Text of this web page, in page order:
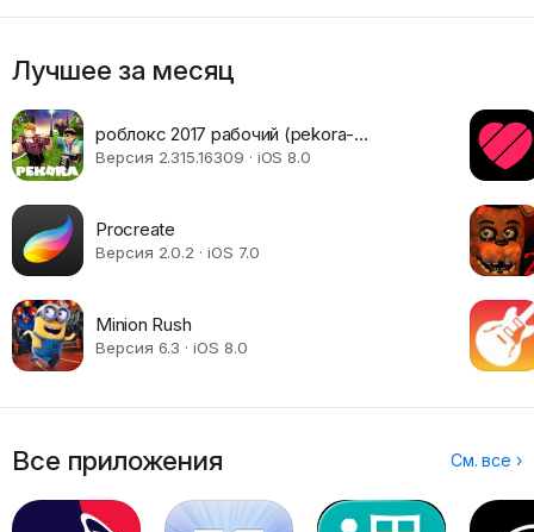
Лучшее за месяц
роблокс 2017 рабочий (pekora-
korone-roblox) x32
Версия 2.315.16309 · iOS 8.0
Procreate
Версия 2.0.2 · iOS 7.0
Minion Rush
Версия 6.3 · iOS 8.0
Все приложения См. все ›